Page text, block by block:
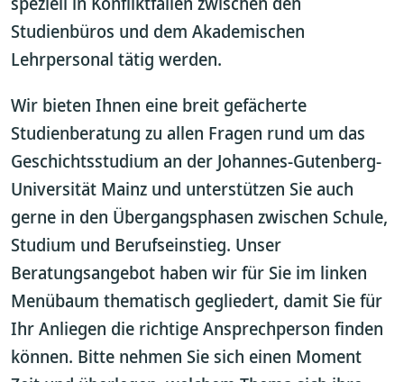
Studienbüros und dem Akademischen
Lehrpersonal tätig werden.
Wir bieten Ihnen eine breit gefächerte
Studienberatung zu allen Fragen rund um das
Geschichtsstudium an der Johannes-Gutenberg-
Universität Mainz und unterstützen Sie auch
gerne in den Übergangsphasen zwischen Schule,
Studium und Berufseinstieg. Unser
Beratungsangebot haben wir für Sie im linken
Menübaum thematisch gegliedert, damit Sie für
Ihr Anliegen die richtige Ansprechperson finden
können. Bitte nehmen Sie sich einen Moment